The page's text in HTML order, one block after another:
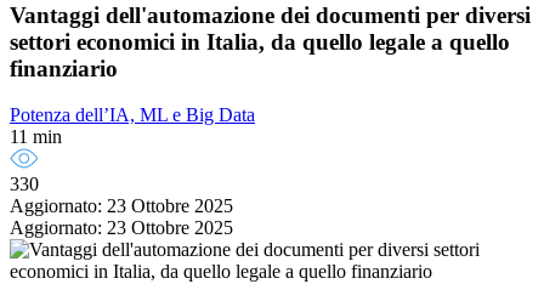
Vantaggi dell'automazione dei documenti per diversi
settori economici in Italia, da quello legale a quello
finanziario
Potenza dell’IA, ML e Big Data
11 min
330
Aggiornato: 23 Ottobre 2025
Aggiornato: 23 Ottobre 2025